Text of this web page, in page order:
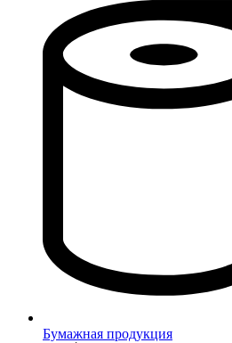
Бумажная продукция